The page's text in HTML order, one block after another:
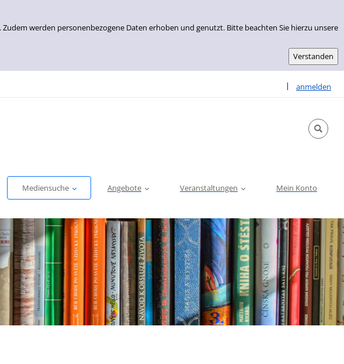
werden personenbezogene Daten erhoben und genutzt. Bitte beachten Sie hierzu unsere
| anmelden
Sprache
Mediensuche Angebote Veranstaltungen Mein Konto